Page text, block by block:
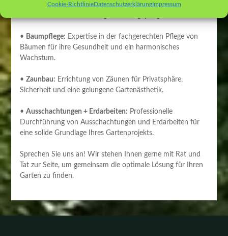
Cookie-RichtlinieDatenschutzerklärungImpressum
Raseneinsaat, Fertigrasenverlegung:Professionelle Anlage
• Baumpflege: Expertise in der fachgerechten Pflege von
Bäumen für ihre Gesundheit und ein harmonisches
Wachstum.
• Zaunbau: Errichtung von Zäunen für Privatsphäre,
Sicherheit und eine gelungene Gartenästhetik.
• Ausschachtungen + Erdarbeiten: Professionelle
Durchführung von Ausschachtungen und Erdarbeiten für
eine solide Grundlage Ihres Gartenprojekts.
Sprechen Sie uns an! Wir stehen Ihnen gerne mit Rat und
Tat zur Seite, um gemeinsam die optimale Lösung für Ihren
Garten zu finden.